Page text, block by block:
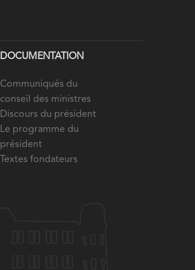
DOCUMENTATION
Communiqués du
conseil des ministres
Discours du président
Le programme du
président
Textes fondateurs